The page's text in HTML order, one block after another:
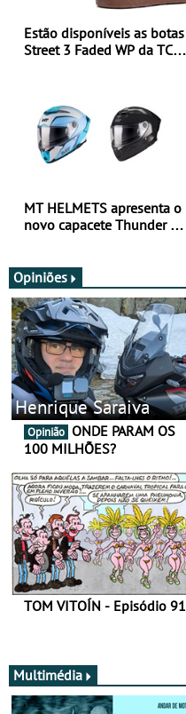
Estão disponíveis as botas
Street 3 Faded WP da TCX
MT HELMETS apresenta o
novo capacete Thunder 4 R
Opiniões
Henrique Saraiva
Opinião
100 MILHÕES?
TOM VITOÍN - Episódio 91
Multimédia